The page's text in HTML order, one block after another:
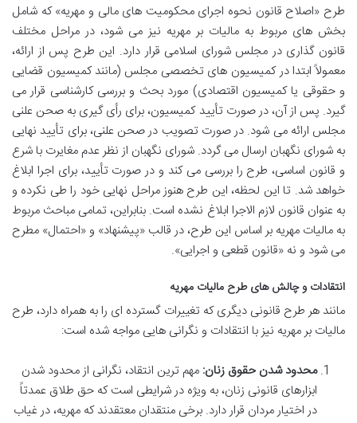
طرح «اصلاح قانون نحوه اجرای محکومیت های مالی و مهریه» که شامل
بخش های مربوط به مالیات بر مهریه نیز می شود، در مراحل مختلف
قانون گذاری در مجلس شورای اسلامی قرار دارد. این طرح پس از ارائه،
معمولاً ابتدا در کمیسیون های تخصصی مجلس (مانند کمیسیون قضایی
و حقوقی یا کمیسیون اقتصادی) مورد بحث و بررسی کارشناسی قرار می
گیرد. پس از آن، در صورت تأیید کمیسیون، برای رأی گیری به صحن علنی
مجلس ارائه می شود. در صورت تصویب در صحن علنی، برای تأیید نهایی
به شورای نگهبان ارسال می گردد. شورای نگهبان از نظر عدم مغایرت با شرع
و قانون اساسی، طرح را بررسی می کند و در صورت تأیید، برای اجرا ابلاغ
خواهد شد. تا این لحظه، این طرح هنوز مراحل نهایی خود را طی نکرده و
به عنوان قانون لازم الاجرا ابلاغ نشده است. بنابراین، تمامی مباحث مربوط
به مالیات مهریه بر اساس این طرح، در قالب «پیشنهاد» و «احتمال» مطرح
می شود و نه «قانون قطعی و اجرایی».
انتقادات و چالش های طرح مالیات مهریه
مانند هر طرح قانونی دیگری که تغییرات گسترده ای را به همراه دارد، طرح
مالیات بر مهریه نیز با انتقادات و نگرانی هایی مواجه شده است:
محدود شدن حقوق زنان: مهم ترین انتقاد، نگرانی از محدود شدن
ابزارهای قانونی زنان، به ویژه در شرایطی است که حق طلاق عمدتاً
در اختیار مردان قرار دارد. برخی منتقدان معتقدند که مهریه، در غیاب